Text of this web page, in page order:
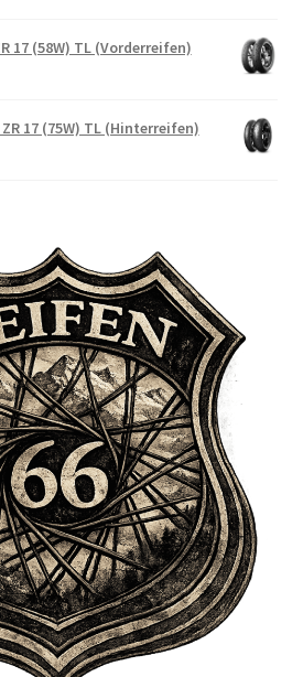
17 (58W) TL (Vorderreifen)
17 (75W) TL (Hinterreifen)